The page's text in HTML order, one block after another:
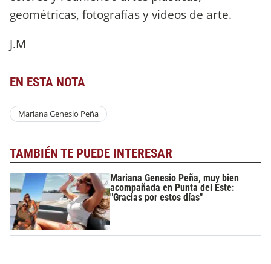
geométricas, fotografías y videos de arte.
J.M
EN ESTA NOTA
Mariana Genesio Peña
TAMBIÉN TE PUEDE INTERESAR
Mariana Genesio Peña, muy bien
acompañada en Punta del Este:
"Gracias por estos días"